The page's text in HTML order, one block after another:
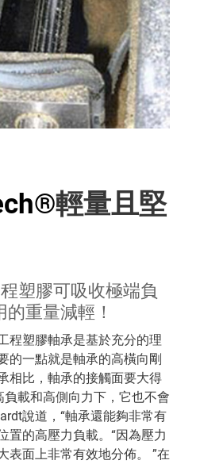
輕量且堅
塑膠可吸收極端負
重量減輕！
程塑膠軸承是基於充分的理
的一點就是軸承的高橫向剛
相比，軸承的接觸面要大得
負載和高側向力下，它也不會
說道，“軸承還能夠非常有
置的高壓力負載。“因為壓力
表面上非常有效地分佈。 ”在